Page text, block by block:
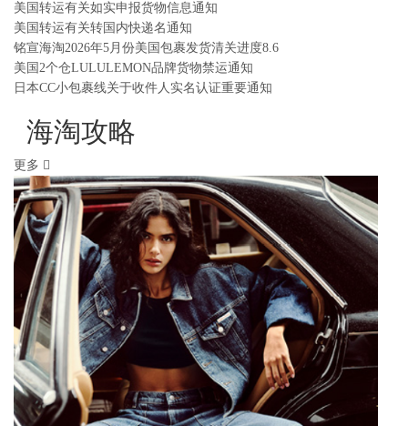
美国转运有关如实申报货物信息通知
美国转运有关转国内快递名通知
铭宣海淘2026年5月份美国包裹发货清关进度8.6
美国2个仓LULULEMON品牌货物禁运通知
日本CC小包裹线关于收件人实名认证重要通知
海淘攻略
更多